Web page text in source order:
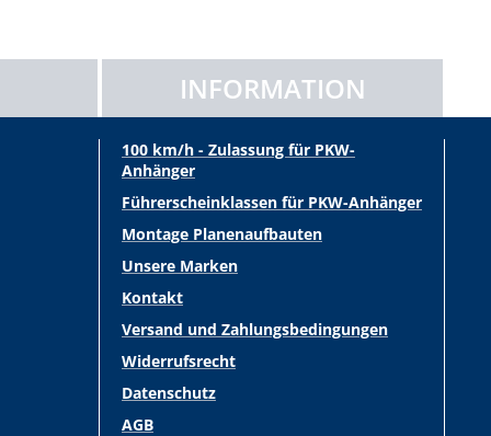
INFORMATION
100 km/h - Zulassung für PKW-
Anhänger
Führerscheinklassen für PKW-Anhänger
Montage Planenaufbauten
Unsere Marken
Kontakt
Versand und Zahlungsbedingungen
Widerrufsrecht
Datenschutz
AGB